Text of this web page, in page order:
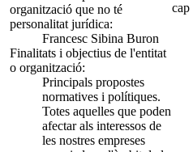
organització que no té
personalitat jurídica:
Francesc Sibina Buron
Finalitats i objectius de l'entitat
o organització:
Principals propostes
normatives i polítiques.
Totes aquelles que poden
afectar als interessos de
les nostres empreses
cap